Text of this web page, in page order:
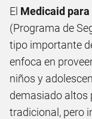
El Medicaid para
(Programa de
tipo importante
enfoca en
niños y
demasiado altos
tradicional, pero